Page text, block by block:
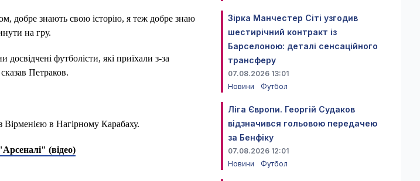
добре знають свою історію, я теж добре знаю
на гру.
футболісти, які приїхали з-за
Петраков.
в Нагірному Карабаху.
(відео)
Зірка Манчестер Сіті узгодив
шестирічний контракт із
Барселоною: деталі сенсаційного
трансферу
07.08.2026 13:01
Новини
Футбол
Ліга Європи. Георгій Судаков
відзначився гольовою передачею
за Бенфіку
07.08.2026 12:01
Новини
Футбол